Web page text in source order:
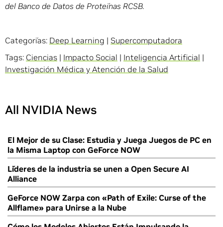
del Banco de Datos de Proteínas RCSB.
Categorías: Deep Learning | Supercomputadora
Tags: Ciencias | Impacto Social | Inteligencia Artificial |
Investigación Médica y Atención de la Salud
All NVIDIA News
El Mejor de su Clase: Estudia y Juega Juegos de PC en
la Misma Laptop con GeForce NOW
Líderes de la industria se unen a Open Secure AI
Alliance
GeForce NOW Zarpa con «Path of Exile: Curse of the
Allflame» para Unirse a la Nube